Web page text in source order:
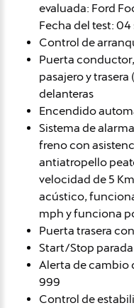
evaluada: Ford
Fecha del test: 04
Control de
Puerta
pasajero y
delanteras
Encendido
Sistema de
freno con
antiatropello
velocidad de 5
acústico,
mph y funciona
Puerta trasera
Start/Stop
Alerta de cambio
999
Control de